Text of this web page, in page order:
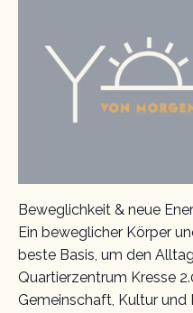
Beweglichkeit & neue
Ein beweglicher Körper
beste Basis, um den
Quartierzentrum Kresse
Gemeinschaft, Kultur